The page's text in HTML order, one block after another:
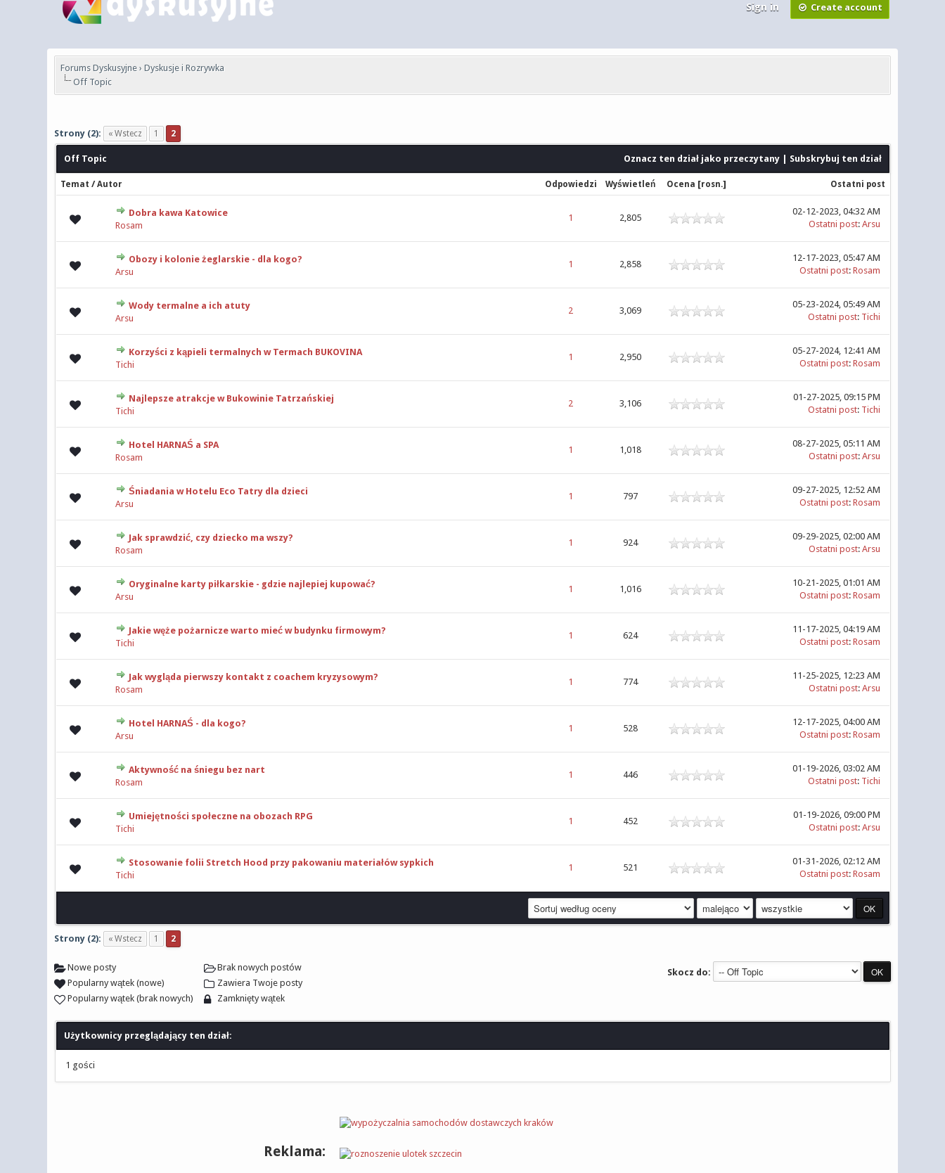
Sign in Create account
Forums Dyskusyjne ›Dyskusje i Rozrywka
Off Topic
Strony (2): « Wstecz 1 2
Oznacz ten dział jako przeczytany| Subskrybuj ten dział
Off Topic
Temat /Autor Odpowiedzi Wyświetleń Ocena [rosn.] Ostatni post
Dobra kawa Katowice
Rosam
1 2,805
02-12-2023, 04:32 AM
Ostatni post: Arsu
Obozy i kolonie żeglarskie - dla kogo?
Arsu
1 2,858
0 głosów - średnia ocena: 0 na 5 gwiazdek
12-17-2023, 05:47 AM
Ostatni post: Rosam
Wody termalne a ich atuty
Arsu
2 3,069
0 głosów - średnia ocena: 0 na 5 gwiazdek
05-23-2024, 05:49 AM
Ostatni post: Tichi
Korzyści z kąpieli termalnych w Termach BUKOVINA
Tichi
1 2,950
0 głosów - średnia ocena: 0 na 5 gwiazdek
05-27-2024, 12:41 AM
Ostatni post: Rosam
Najlepsze atrakcje w Bukowinie Tatrzańskiej
Tichi
2 3,106
0 głosów - średnia ocena: 0 na 5 gwiazdek
01-27-2025, 09:15 PM
Ostatni post: Tichi
Hotel HARNAŚ a SPA
Rosam
1 1,018
08-27-2025, 05:11 AM
Ostatni post: Arsu
Śniadania w Hotelu Eco Tatry dla dzieci
Arsu
1 797
0 głosów - średnia ocena: 0 na 5 gwiazdek
09-27-2025, 12:52 AM
Ostatni post: Rosam
Jak sprawdzić, czy dziecko ma wszy?
Rosam
1 924
0 głosów - średnia ocena: 0 na 5 gwiazdek
09-29-2025, 02:00 AM
Ostatni post: Arsu
Oryginalne karty piłkarskie - gdzie najlepiej kupować?
Arsu
1 1,016
0 głosów - średnia ocena: 0 na 5 gwiazdek
10-21-2025, 01:01 AM
Ostatni post: Rosam
Jakie węże pożarnicze warto mieć w budynku firmowym?
Tichi
1 624
0 głosów - średnia ocena: 0 na 5 gwiazdek
11-17-2025, 04:19 AM
Ostatni post: Rosam
Jak wygląda pierwszy kontakt z coachem kryzysowym?
Rosam
1 774
0 głosów - średnia ocena: 0 na 5 gwiazdek
11-25-2025, 12:23 AM
Ostatni post: Arsu
Hotel HARNAŚ - dla kogo?
Arsu
1 528
0 głosów - średnia ocena: 0 na 5 gwiazdek
12-17-2025, 04:00 AM
Ostatni post: Rosam
Aktywność na śniegu bez nart
Rosam
1 446
0 głosów - średnia ocena: 0 na 5 gwiazdek
01-19-2026, 03:02 AM
Ostatni post: Tichi
Umiejętności społeczne na obozach RPG
Tichi
1 452
0 głosów - średnia ocena: 0 na 5 gwiazdek
01-19-2026, 09:00 PM
Ostatni post: Arsu
Stosowanie folii Stretch Hood przy pakowaniu materiałów sypkich
Tichi
1 521
0 głosów - średnia ocena: 0 na 5 gwiazdek
01-31-2026, 02:12 AM
Ostatni post: Rosam
Strony (2): « Wstecz 1 2
Nowe posty
Popularny wątek (nowe)
Popularny wątek (brak nowych)
Brak nowych postów
Zawiera Twoje posty
Zamknięty wątek
Skocz do:
Użytkownicy przeglądający ten dział:
1 gości
Reklama: